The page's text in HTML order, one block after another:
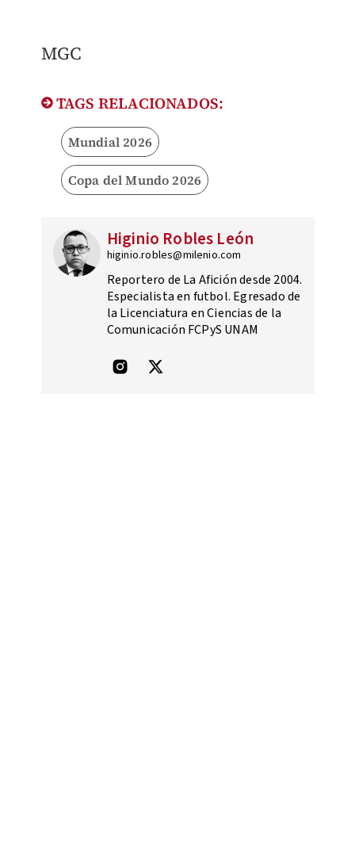
MGC
TAGS RELACIONADOS:
Mundial 2026
Copa del Mundo 2026
Higinio Robles León
higinio.robles@milenio.com
Reportero de La Afición desde 2004.
Especialista en futbol. Egresado de
la Licenciatura en Ciencias de la
Comunicación FCPyS UNAM